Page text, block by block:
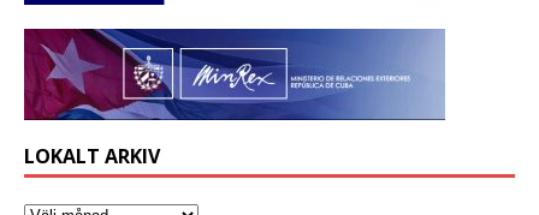
LOKALT ARKIV